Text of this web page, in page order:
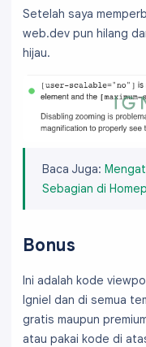
Setelah saya
web.dev pun hilang
hijau.
Baca Juga:
Sebagian di
Bonus
Ini adalah kode
Igniel dan di semua
gratis maupun
atau pakai kode di